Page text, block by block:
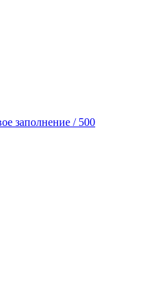
заполнение / 500